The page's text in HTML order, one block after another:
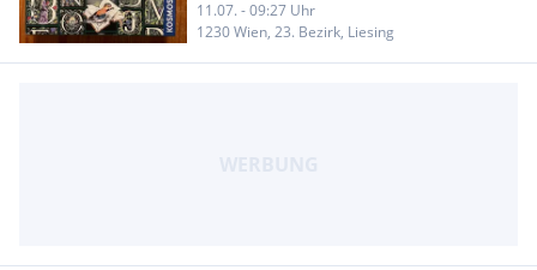
11.07. - 09:27 Uhr
1230 Wien, 23. Bezirk, Liesing